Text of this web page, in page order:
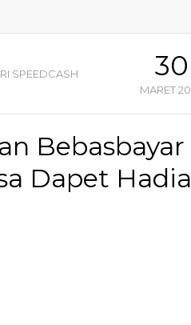
30
MARET
SPEEDCASH
Dapet